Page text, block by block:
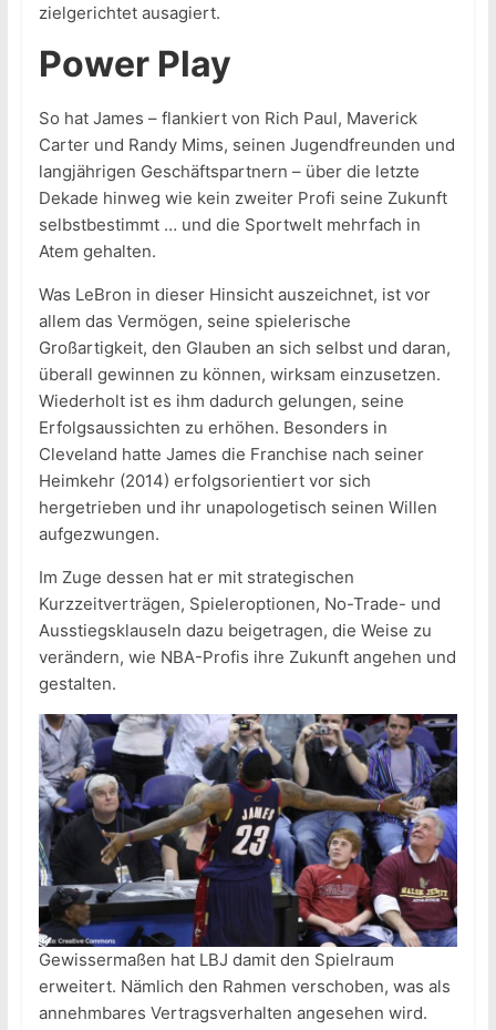
zielgerichtet ausagiert.
Power Play
So hat James – flankiert von Rich Paul, Maverick
Carter und Randy Mims, seinen Jugendfreunden und
langjährigen Geschäftspartnern – über die letzte
Dekade hinweg wie kein zweiter Profi seine Zukunft
selbstbestimmt … und die Sportwelt mehrfach in
Atem gehalten.
Was LeBron in dieser Hinsicht auszeichnet, ist vor
allem das Vermögen, seine spielerische
Großartigkeit, den Glauben an sich selbst und daran,
überall gewinnen zu können, wirksam einzusetzen.
Wiederholt ist es ihm dadurch gelungen, seine
Erfolgsaussichten zu erhöhen. Besonders in
Cleveland hatte James die Franchise nach seiner
Heimkehr (2014) erfolgsorientiert vor sich
hergetrieben und ihr unapologetisch seinen Willen
aufgezwungen.
Im Zuge dessen hat er mit strategischen
Kurzzeitverträgen, Spieleroptionen, No-Trade- und
Ausstiegsklauseln dazu beigetragen, die Weise zu
verändern, wie NBA-Profis ihre Zukunft angehen und
gestalten.
Gewissermaßen hat LBJ damit den Spielraum
erweitert. Nämlich den Rahmen verschoben, was als
annehmbares Vertragsverhalten angesehen wird.